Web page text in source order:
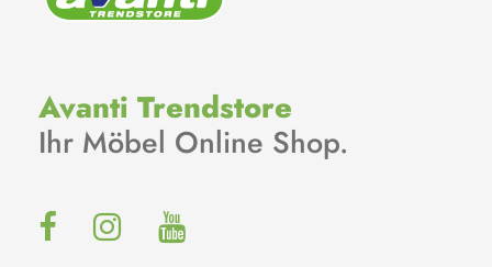
Avanti Trendstore
Ihr Möbel Online Shop.